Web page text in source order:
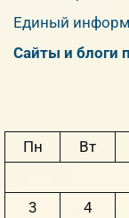
Единый
Сайты и блоги
Пн
Вт
3
4